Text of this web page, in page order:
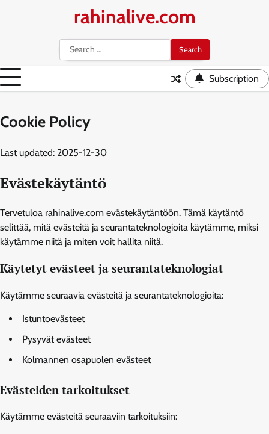
rahinalive.com
Search
for:
Subscription
Cookie Policy
Last updated: 2025-12-30
Evästekäytäntö
Tervetuloa rahinalive.com evästekäytäntöön. Tämä käytäntö
selittää, mitä evästeitä ja seurantateknologioita käytämme, miksi
käytämme niitä ja miten voit hallita niitä.
Käytetyt evästeet ja seurantateknologiat
Käytämme seuraavia evästeitä ja seurantateknologioita:
Istuntoevästeet
Pysyvät evästeet
Kolmannen osapuolen evästeet
Evästeiden tarkoitukset
Käytämme evästeitä seuraaviin tarkoituksiin: